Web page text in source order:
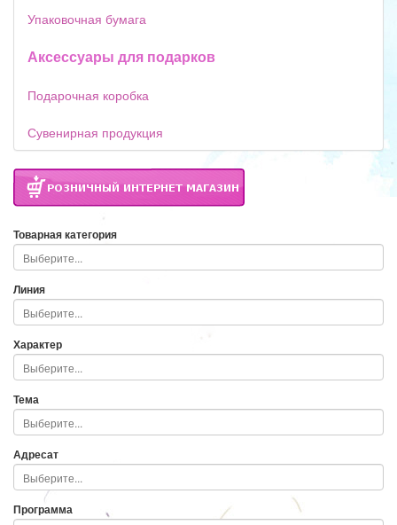
Упаковочная бумага
Аксессуары для подарков
Подарочная коробка
Сувенирная продукция
Товарная категория
Линия
Характер
Тема
Адресат
Программа